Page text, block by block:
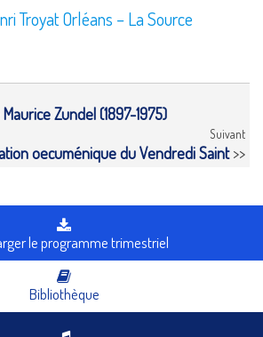
Troyat Orléans – La Source
Zundel (1897-1975)
Suivant
oecuménique du Vendredi Saint>>
le programme trimestriel
Bibliothèque